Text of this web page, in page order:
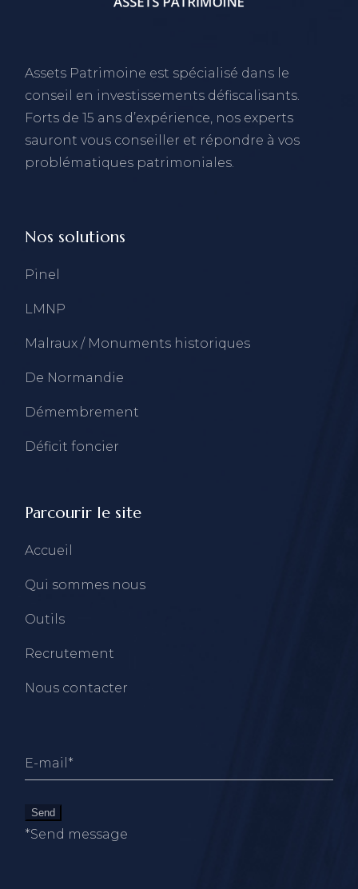
Assets Patrimoine est spécialisé dans le
conseil en investissements défiscalisants.
Forts de 15 ans d’expérience, nos experts
sauront vous conseiller et répondre à vos
problématiques patrimoniales.
Nos solutions
Pinel
LMNP
Malraux / Monuments historiques
De Normandie
Démembrement
Déficit foncier
Parcourir le site
Accueil
Qui sommes nous
Outils
Recrutement
Nous contacter
Send
*Send message